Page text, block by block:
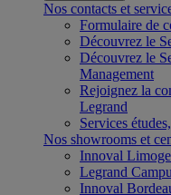
Nos contacts et
Formulaire de
Découvrez le
Découvrez le
Management
Rejoignez la
Legrand
Services
Nos showrooms et
Innoval
Legrand
Innoval